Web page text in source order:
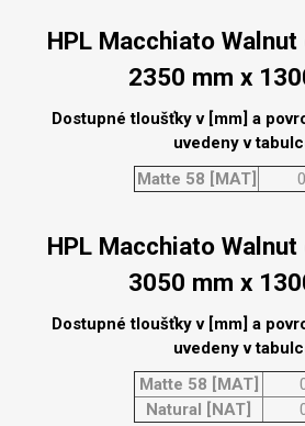
HPL Macchiato
2350 mm x
Dostupné tloušťky v [mm] a
uvedeny v
Matte 58 [MAT]
HPL Macchiato
3050 mm x
Dostupné tloušťky v [mm] a
uvedeny v
Matte 58 [MAT]
Natural [NAT]